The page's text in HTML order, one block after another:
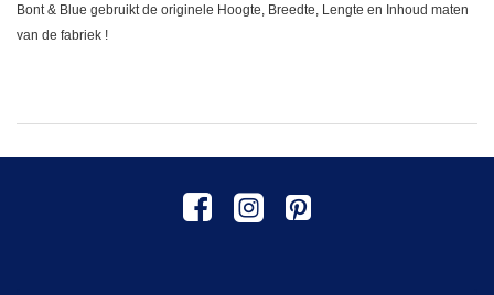
Bont & Blue gebruikt de originele Hoogte, Breedte, Lengte en Inhoud maten
van de fabriek !